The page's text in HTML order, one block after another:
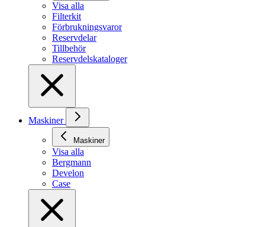
Visa alla
Filterkit
Förbrukningsvaror
Reservdelar
Tillbehör
Reservdelskataloger
Maskiner
Maskiner
Visa alla
Bergmann
Develon
Case